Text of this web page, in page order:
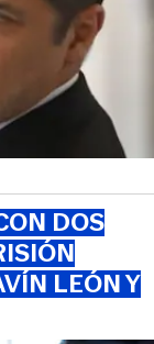
DOS
LEÓN Y